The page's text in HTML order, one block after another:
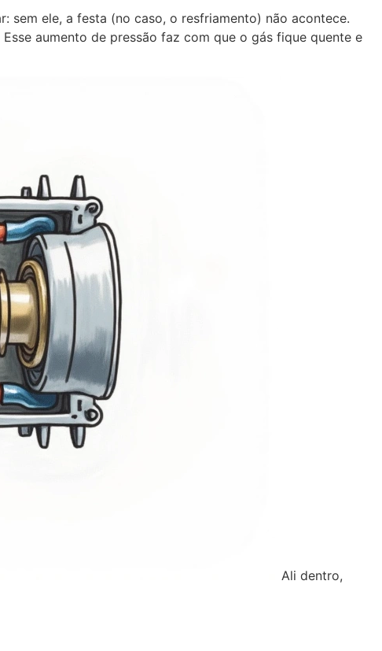
sem ele, a festa (no caso, o resfriamento) não acontece.
aumento de pressão faz com que o gás fique quente e
Ali dentro,